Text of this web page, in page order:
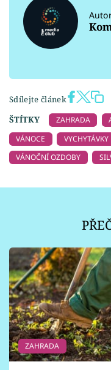
Sdílejte článek
ŠTÍTKY
ZAHRADA
VÁNOCE
VYCHYTÁVKY
VÁNOČNÍ OZDOBY
ZAHRADA